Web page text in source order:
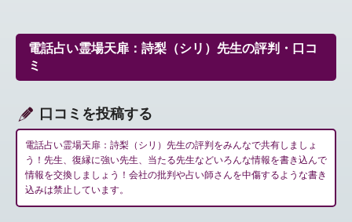
ー
シ
ョ
電話占い霊場天扉：詩梨（シリ）先生の評判・口コ
ミ
口コミを投稿する
電話占い霊場天扉：詩梨（シリ）先生の評判をみんなで共有しましょ
う！先生、復縁に強い先生、当たる先生などいろんな情報を書き込んで
情報を交換しましょう！会社の批判や占い師さんを中傷するような書き
込みは禁止しています。